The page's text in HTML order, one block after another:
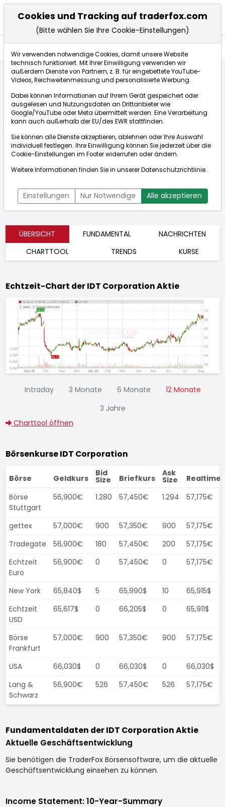
Börse:
US4489475073]
Aktienkurse
Bid:65,617$Ask:66,205$
ÜBERSICHT FUNDAMENTAL
NACHRICHTEN
CHARTTOOL
TRENDS KURSE
Echtzeit-Chart der IDT Corporation Aktie
Intraday 3 Monate 6 Monate
12 Monate
3 Jahre
Charttool öffnen
Börsenkurse IDT Corporation
Börse Geldkurs
Bid
Size Briefkurs
Ask
Size
Börse
Stuttgart
56,900€ 1.280 57,450€ 1.294 57,175€
gettex 57,000€ 900 57,350€ 900
57,175€
Tradegate
56,900€ 180 57,450€ 200
57,175€
Echtzeit
Euro
56,900€ 0 57,450€ 0 57,175€
New York 65,840$ 5 65,990$ 10
65,915$
Echtzeit
USD
65,617$ 0 66,205$ 0 65,911$
Börse
Frankfurt
57,000€ 900 57,350€ 900 57,175€
USA 66,030$ 0 66,030$ 0
66,030$
Lang &
Schwarz
56,900€ 526 57,450€ 526 57,175€
Fundamentaldaten der IDT Corporation Aktie
Aktuelle Geschäftsentwicklung
Sie benötigen die TraderFox Börsensoftware, um die aktuelle
Geschäftsentwicklung einsehen zu können.
Income Statement: 10-Year-Summary
Cookies und Tracking auf traderfox.com
(Bitte wählen Sie Ihre Cookie-Einstellungen)
Wir verwenden notwendige Cookies, damit unsere Website
technisch funktioniert. Mit Ihrer Einwilligung verwenden wir
außerdem Dienste von Partnern, z. B. für eingebettete YouTube-
Videos, Reichweitenmessung und personalisierte Werbung.
Dabei können Informationen auf Ihrem Gerät gespeichert oder
ausgelesen und Nutzungsdaten an Drittanbieter wie
Google/YouTube oder Meta übermittelt werden. Eine Verarbeitung
kann auch außerhalb der EU/des EWR stattfinden.
Sie können alle Dienste akzeptieren, ablehnen oder Ihre Auswahl
individuell festlegen. Ihre Einwilligung können Sie jederzeit über die
Cookie-Einstellungen im Footer widerrufen oder ändern.
Weitere Informationen finden Sie in unsererDatenschutzrichtlinie.
Einstellungen Nur Notwendige Alle akzeptieren